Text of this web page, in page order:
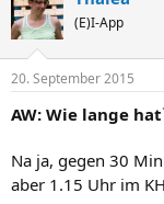
(E)I-App
20. September 2015
AW: Wie lange
Na ja, gegen 30
aber 1.15 Uhr im